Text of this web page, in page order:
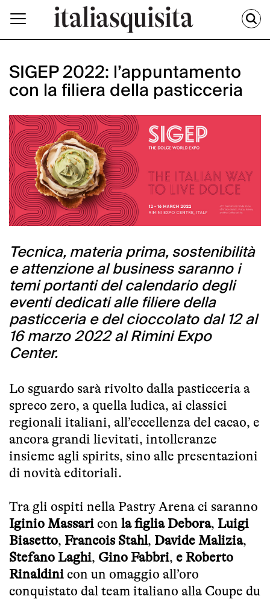
SIGEP 2022: l’appuntamento
con la filiera della pasticceria
Tecnica, materia prima, sostenibilità
e attenzione al business saranno i
temi portanti del calendario degli
eventi dedicati alle filiere della
pasticceria e del cioccolato dal 12 al
16 marzo 2022 al Rimini Expo
Center.
Lo sguardo sarà rivolto dalla pasticceria a
spreco zero, a quella ludica, ai classici
regionali italiani, all’eccellenza del cacao, e
ancora grandi lievitati, intolleranze
insieme agli spirits, sino alle presentazioni
di novità editoriali.
Tra gli ospiti nella Pastry Arena ci saranno
Iginio Massari con la figlia Debora, Luigi
Biasetto, Francois Stahl, Davide Malizia,
Stefano Laghi, Gino Fabbri, e Roberto
Rinaldini con un omaggio all’oro
conquistato dal team italiano alla Coupe du